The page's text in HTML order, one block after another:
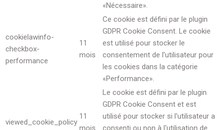
«Nécessaire».
cookielawinfo-
checkbox-
performance
11
mois
Ce cookie est défini par le plugin
GDPR Cookie Consent. Le cookie
est utilisé pour stocker le
consentement de l'utilisateur pour
les cookies dans la catégorie
«Performance».
viewed_cookie_policy
11
mois
Le cookie est défini par le plugin
GDPR Cookie Consent et est
utilisé pour stocker si l'utilisateur a
consenti ou non à l'utilisation de